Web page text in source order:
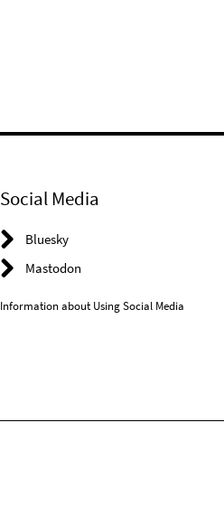
Social Media
Bluesky
Mastodon
Information about Using Social Media